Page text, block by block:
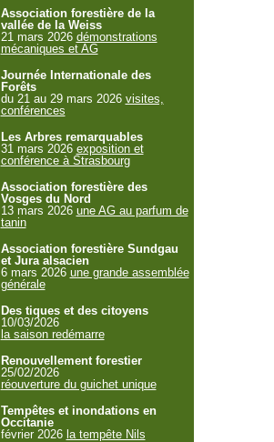
Association forestière de la
vallée de la Weiss
21 mars 2026 démonstrations
mécaniques et AG
Journée Internationale des
Forêts
du 21 au 29 mars 2026 visites,
conférences
Les Arbres remarquables
31 mars 2026 exposition et
conférence à Strasbourg
Association forestière des
Vosges du Nord
13 mars 2026 une AG au parfum de
tanin
Association forestière Sundgau
et Jura alsacien
6 mars 2026 une grande assemblée
générale
Des tiques et des citoyens
10/03/2026
la saison redémarre
Renouvellement forestier
25/02/2026
réouverture du guichet unique
Tempêtes et inondations en
Occitanie
février 2026 la tempête Nils